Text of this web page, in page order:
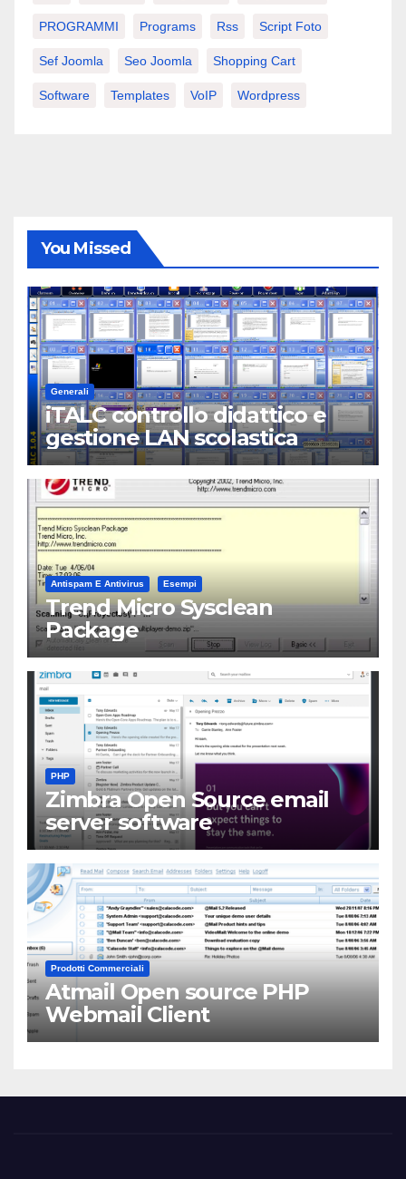
PROGRAMMI Programs Rss Script Foto
Sef Joomla Seo Joomla Shopping Cart
Software Templates VoIP Wordpress
You Missed
Generali
iTALC controllo didattico e
gestione LAN scolastica
Antispam E Antivirus Esempi
Trend Micro Sysclean
Package
PHP
Zimbra Open Source email
server software
Prodotti Commerciali
Atmail Open source PHP
Webmail Client